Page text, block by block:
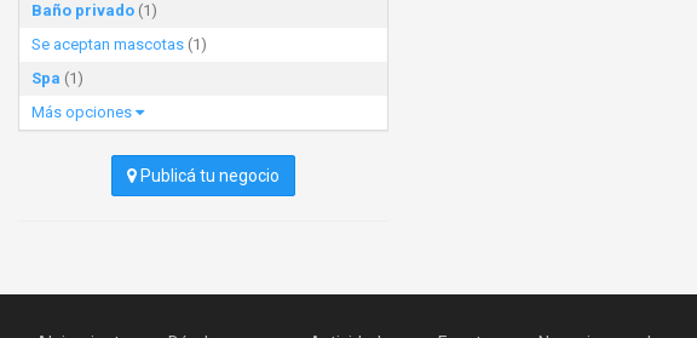
Baño privado (1)
Se aceptan mascotas (1)
Spa (1)
Más opciones
Publicá tu negocio